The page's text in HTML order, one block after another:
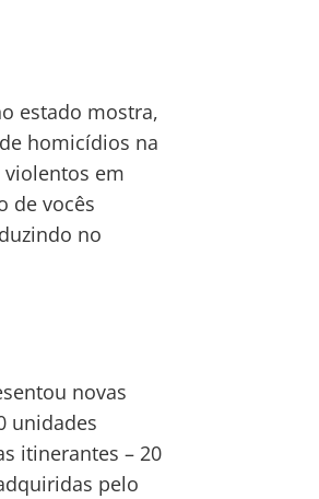
estado mostra,
homicídios na
violentos em
de vocês
no
novas
unidades
itinerantes – 20
pelo